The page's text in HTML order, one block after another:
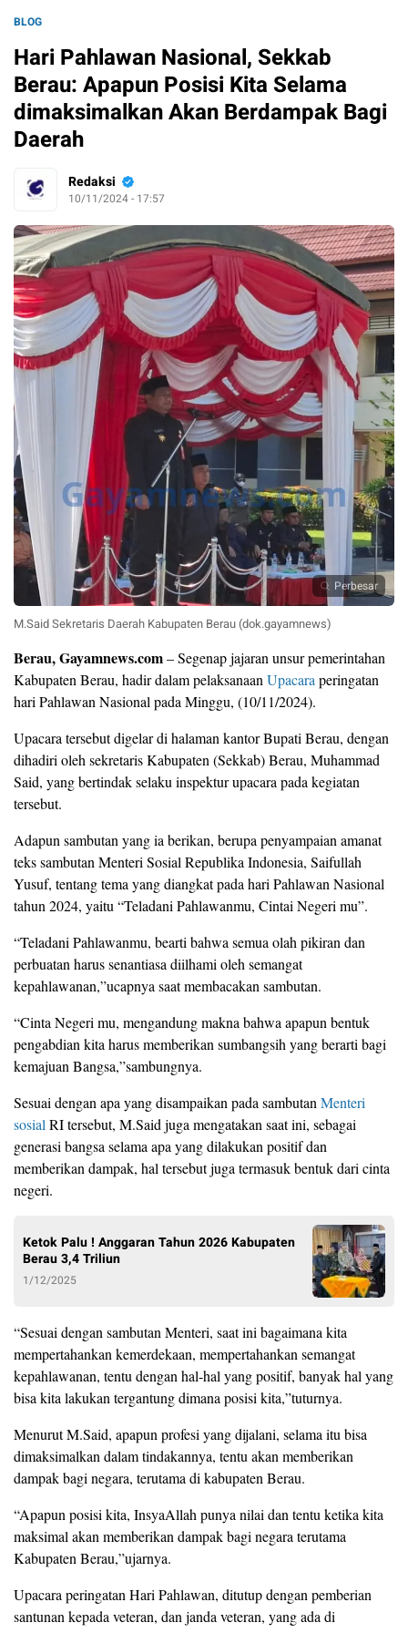
BLOG
Hari Pahlawan Nasional, Sekkab
Berau: Apapun Posisi Kita Selama
dimaksimalkan Akan Berdampak Bagi
Daerah
Redaksi
10/11/2024 - 17:57
Perbesar
M.Said Sekretaris Daerah Kabupaten Berau (dok.gayamnews)
Berau, Gayamnews.com– Segenap jajaran unsur pemerintahan
Kabupaten Berau, hadir dalam pelaksanaan Upacara peringatan
hari Pahlawan Nasional pada Minggu, (10/11/2024).
Upacara tersebut digelar di halaman kantor Bupati Berau, dengan
dihadiri oleh sekretaris Kabupaten (Sekkab) Berau, Muhammad
Said, yang bertindak selaku inspektur upacara pada kegiatan
tersebut.
Adapun sambutan yang ia berikan, berupa penyampaian amanat
teks sambutan Menteri Sosial Republika Indonesia, Saifullah
Yusuf, tentang tema yang diangkat pada hari Pahlawan Nasional
tahun 2024, yaitu “Teladani Pahlawanmu, Cintai Negeri mu”.
“Teladani Pahlawanmu, bearti bahwa semua olah pikiran dan
perbuatan harus senantiasa diilhami oleh semangat
kepahlawanan,”ucapnya saat membacakan sambutan.
“Cinta Negeri mu, mengandung makna bahwa apapun bentuk
pengabdian kita harus memberikan sumbangsih yang berarti bagi
kemajuan Bangsa,”sambungnya.
Sesuai dengan apa yang disampaikan pada sambutan Menteri
sosial RI tersebut, M.Said juga mengatakan saat ini, sebagai
generasi bangsa selama apa yang dilakukan positif dan
memberikan dampak, hal tersebut juga termasuk bentuk dari cinta
negeri.
Ketok Palu ! Anggaran Tahun 2026 Kabupaten
Berau 3,4 Triliun
1/12/2025
“Sesuai dengan sambutan Menteri, saat ini bagaimana kita
mempertahankan kemerdekaan, mempertahankan semangat
kepahlawanan, tentu dengan hal-hal yang positif, banyak hal yang
bisa kita lakukan tergantung dimana posisi kita,”tuturnya.
Menurut M.Said, apapun profesi yang dijalani, selama itu bisa
dimaksimalkan dalam tindakannya, tentu akan memberikan
dampak bagi negara, terutama di kabupaten Berau.
“Apapun posisi kita, InsyaAllah punya nilai dan tentu ketika kita
maksimal akan memberikan dampak bagi negara terutama
Kabupaten Berau,”ujarnya.
Upacara peringatan Hari Pahlawan, ditutup dengan pemberian
santunan kepada veteran, dan janda veteran, yang ada di